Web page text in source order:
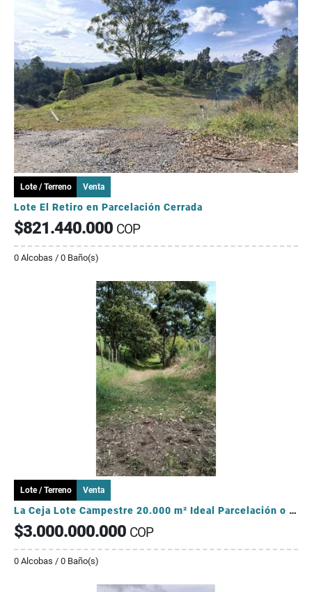
Lote / Terreno Venta
Lote El Retiro en Parcelación Cerrada
$821.440.000 COP
0 Alcobas / 0 Baño(s)
Lote / Terreno Venta
La Ceja Lote Campestre 20.000 m² Ideal Parcelación o Inversión
$3.000.000.000 COP
0 Alcobas / 0 Baño(s)